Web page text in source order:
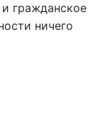
гражданское
ничего